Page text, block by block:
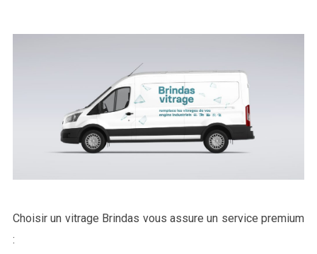
Choisir un vitrage Brindas vous assure un service premium
: